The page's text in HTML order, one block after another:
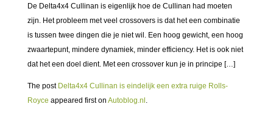
De Delta4x4 Cullinan is eigenlijk hoe de Cullinan had moeten
zijn. Het probleem met veel crossovers is dat het een combinatie
is tussen twee dingen die je niet wil. Een hoog gewicht, een hoog
zwaartepunt, mindere dynamiek, minder efficiency. Het is ook niet
dat het een doel dient. Met een crossover kun je in principe […]
The post Delta4x4 Cullinan is eindelijk een extra ruige Rolls-
Royce appeared first on Autoblog.nl .